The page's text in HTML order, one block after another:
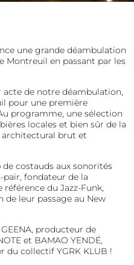
une grande déambulation
Montreuil en passant par les
de notre déambulation,
pour une première
programme, une sélection
locales et bien sûr de la
architectural brut et
costauds aux sonorités
pair, fondateur de la
du Jazz-Funk,
de leur passage au New
producteur de
et BAMAO YENDÉ,
du collectif YGRK KLUB !